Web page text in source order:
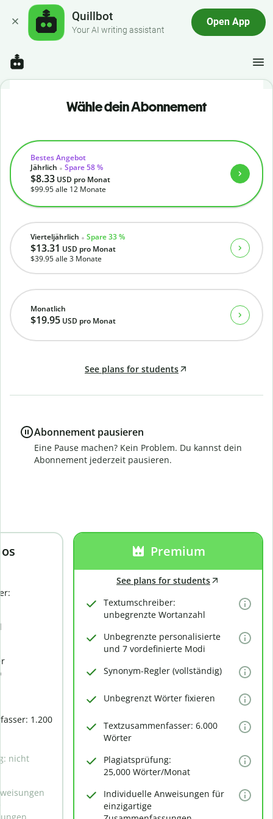
Quillbot
Your AI writing assistant
Open App
1.200
nicht
Premium
See plans for students
Textumschreiber:
unbegrenzte Wortanzahl
Unbegrenzte personalisierte
und 7 vordefinierte Modi
Synonym-Regler (vollständig)
Unbegrenzt Wörter fixieren
Textzusammenfasser: 6.000
Wörter
Plagiatsprüfung:
25,000 Wörter/Monat
Individuelle Anweisungen für
einzigartige
Wähle dein Abonnement
Monatlich
$19.95 USD pro Monat
Vierteljährlich Spare 33 %
$13.31 USD pro Monat
$39.95alle 3 Monate
Bestes Angebot
Jährlich
Spare 58 %
$8.33 USD pro Monat
$99.95alle 12 Monate
See plans for students
Abonnement pausieren
Eine Pause machen? Kein Problem. Du kannst dein
Abonnement jederzeit pausieren.